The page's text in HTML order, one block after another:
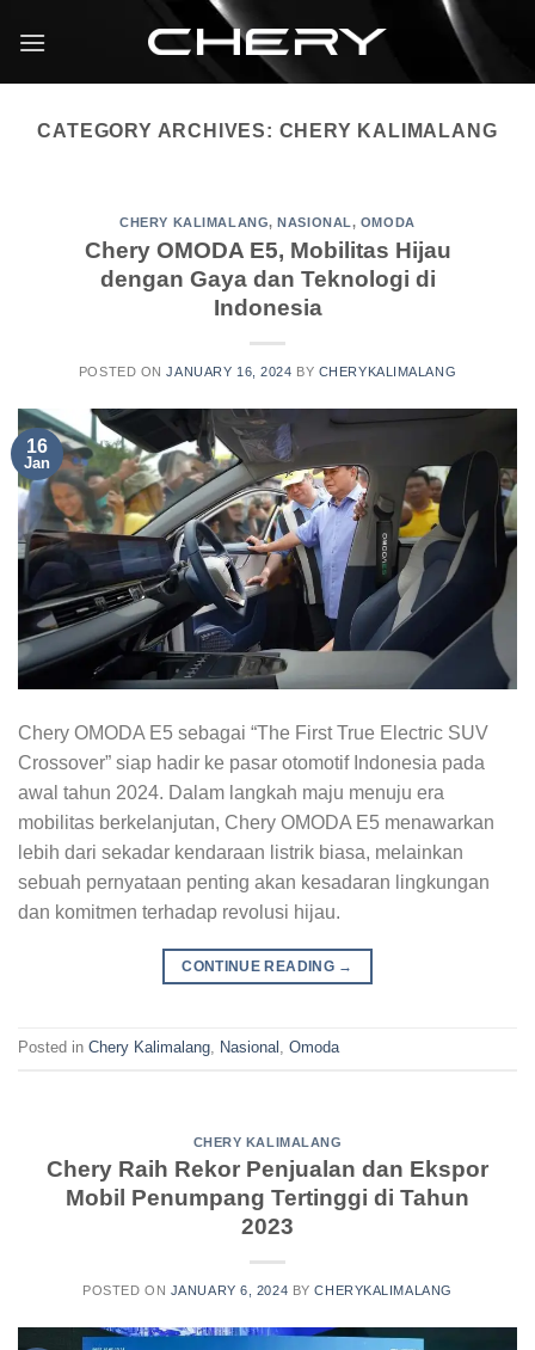
CATEGORY ARCHIVES: CHERY KALIMALANG
CHERY KALIMALANG,NASIONAL, OMODA
Chery OMODA E5, Mobilitas Hijau
dengan Gaya dan Teknologi di
Indonesia
POSTED ONJANUARY 16, 2024 BY CHERYKALIMALANG
16
Jan
Chery OMODA E5 sebagai “The First True Electric SUV
Crossover” siap hadir ke pasar otomotif Indonesia pada
awal tahun 2024. Dalam langkah maju menuju era
mobilitas berkelanjutan, Chery OMODA E5 menawarkan
lebih dari sekadar kendaraan listrik biasa, melainkan
sebuah pernyataan penting akan kesadaran lingkungan
dan komitmen terhadap revolusi hijau.
CONTINUE READING →
Posted in Chery Kalimalang, Nasional , Omoda
CHERY KALIMALANG
Chery Raih Rekor Penjualan dan Ekspor
Mobil Penumpang Tertinggi di Tahun
2023
POSTED ON JANUARY 6, 2024 BYCHERYKALIMALANG